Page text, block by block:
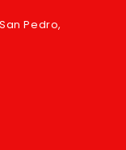
Pedro,